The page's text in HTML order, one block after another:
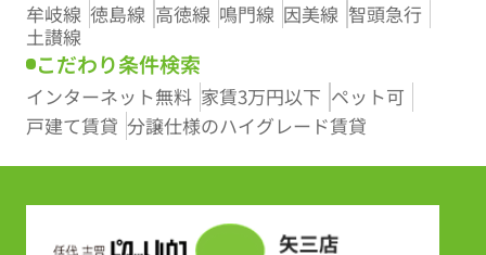
牟岐線 徳島線 高徳線 鳴門線 因美線 智頭急行
土讃線
こだわり条件検索
インターネット無料 家賃3万円以下 ペット可
戸建て賃貸 分譲仕様のハイグレード賃貸